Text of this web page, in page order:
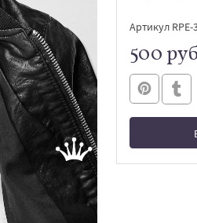
Артикул RPE-
500